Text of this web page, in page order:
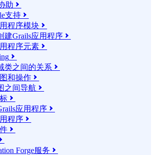
助 
支持 
程序模块 
建Grails应用程序 
程序元素 

类之间的关系 
和操作 
之间导航 

应用程序 
程序 

Forge服务 